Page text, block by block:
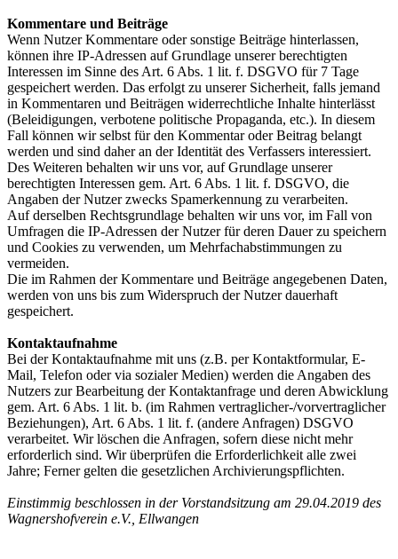
Kommentare und Beiträge
Wenn Nutzer Kommentare oder sonstige Beiträge hinterlassen,
können ihre IP-Adressen auf Grundlage unserer berechtigten
Interessen im Sinne des Art. 6 Abs. 1 lit. f. DSGVO für 7 Tage
gespeichert werden. Das erfolgt zu unserer Sicherheit, falls jemand
in Kommentaren und Beiträgen widerrechtliche Inhalte hinterlässt
(Beleidigungen, verbotene politische Propaganda, etc.). In diesem
Fall können wir selbst für den Kommentar oder Beitrag belangt
werden und sind daher an der Identität des Verfassers interessiert.
Des Weiteren behalten wir uns vor, auf Grundlage unserer
berechtigten Interessen gem. Art. 6 Abs. 1 lit. f. DSGVO, die
Angaben der Nutzer zwecks Spamerkennung zu verarbeiten.
Auf derselben Rechtsgrundlage behalten wir uns vor, im Fall von
Umfragen die IP-Adressen der Nutzer für deren Dauer zu speichern
und Cookies zu verwenden, um Mehrfachabstimmungen zu
vermeiden.
Die im Rahmen der Kommentare und Beiträge angegebenen Daten,
werden von uns bis zum Widerspruch der Nutzer dauerhaft
gespeichert.
Kontaktaufnahme
Bei der Kontaktaufnahme mit uns (z.B. per Kontaktformular, E-
Mail, Telefon oder via sozialer Medien) werden die Angaben des
Nutzers zur Bearbeitung der Kontaktanfrage und deren Abwicklung
gem. Art. 6 Abs. 1 lit. b. (im Rahmen vertraglicher-/vorvertraglicher
Beziehungen), Art. 6 Abs. 1 lit. f. (andere Anfragen) DSGVO
verarbeitet. Wir löschen die Anfragen, sofern diese nicht mehr
erforderlich sind. Wir überprüfen die Erforderlichkeit alle zwei
Jahre; Ferner gelten die gesetzlichen Archivierungspflichten.
Einstimmig beschlossen in der Vorstandsitzung am 29.04.2019 des
Wagnershofverein e.V., Ellwangen